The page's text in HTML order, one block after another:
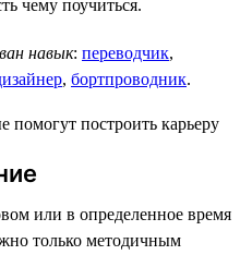
чему поучиться.
навык: переводчик,
, бортпроводник.
или в определенное время
только методичным